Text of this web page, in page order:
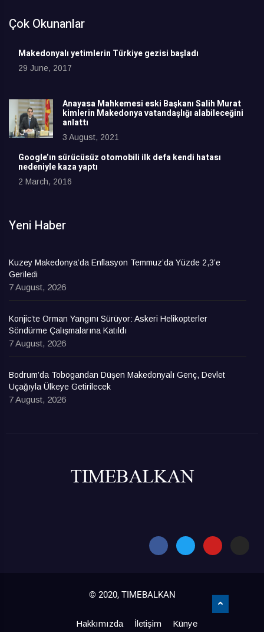
Çok Okunanlar
Makedonyalı yetimlerin Türkiye gezisi başladı
29 June, 2017
Anayasa Mahkemesi eski Başkanı Salih Murat
kimlerin Makedonya vatandaşlığı alabileceğini
anlattı
3 August, 2021
Google’ın sürücüsüz otomobili ilk defa kendi hatası
nedeniyle kaza yaptı
2 March, 2016
Yeni Haber
Kuzey Makedonya’da Enflasyon Temmuz’da Yüzde 2,3’e
Geriledi
7 August, 2026
Konjic’te Orman Yangını Sürüyor: Askeri Helikopterler
Söndürme Çalışmalarına Katıldı
7 August, 2026
Bodrum’da Tobogandan Düşen Makedonyalı Genç, Devlet
Uçağıyla Ülkeye Getirilecek
7 August, 2026
© 2020, TIMEBALKAN
Hakkımızda İletişim Künye